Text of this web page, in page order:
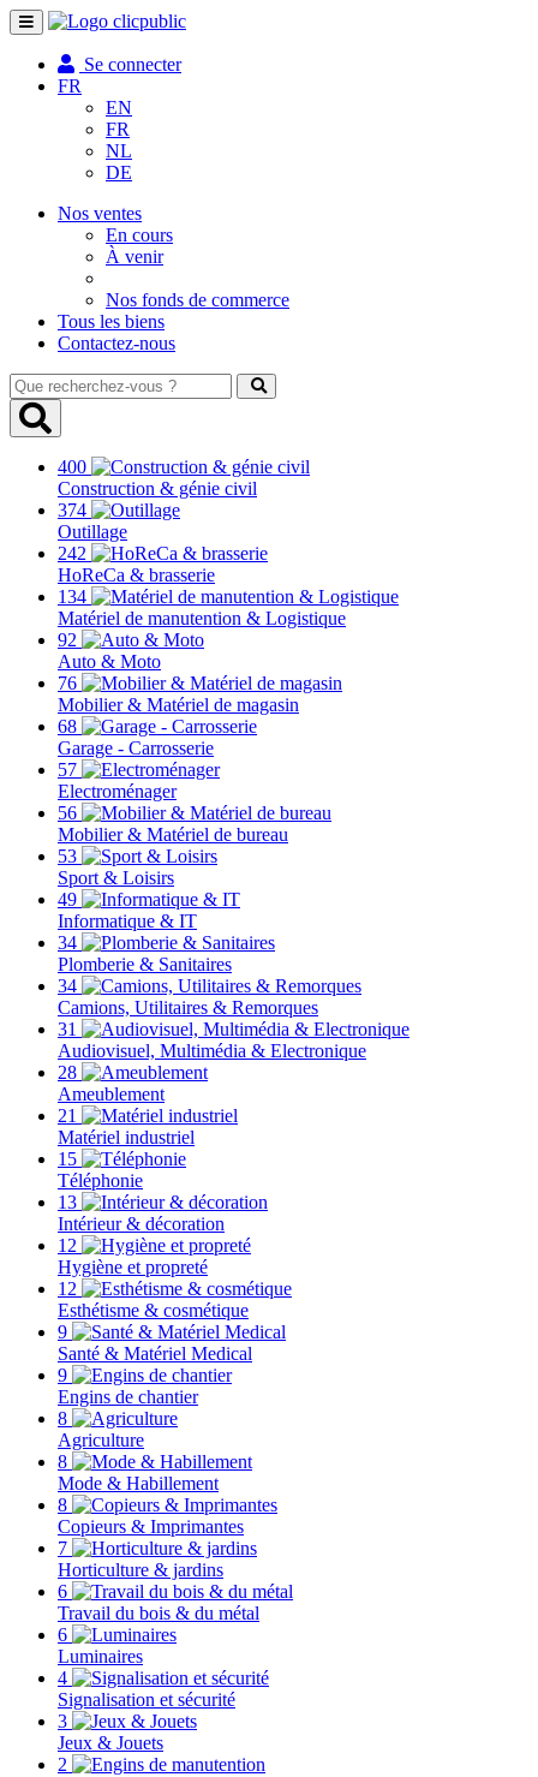
Toggle
navigation
Se connecter
FR
EN
FR
NL
DE
Nos ventes
En cours
À venir
Nos fonds de commerce
Tous les biens
Contactez-nous
Que
recherchez-
vous
400
Construction & génie civil
374
Outillage
242
HoReCa & brasserie
134
Matériel de manutention & Logistique
92
Auto & Moto
76
Mobilier & Matériel de magasin
68
Garage - Carrosserie
57
Electroménager
56
Mobilier & Matériel de bureau
53
Sport & Loisirs
49
Informatique & IT
34
Plomberie & Sanitaires
34
Camions, Utilitaires & Remorques
31
Audiovisuel, Multimédia & Electronique
28
Ameublement
21
Matériel industriel
15
Téléphonie
13
Intérieur & décoration
12
Hygiène et propreté
12
Esthétisme & cosmétique
9
Santé & Matériel Medical
9
Engins de chantier
8
Agriculture
8
Mode & Habillement
8
Copieurs & Imprimantes
7
Horticulture & jardins
6
Travail du bois & du métal
6
Luminaires
4
Signalisation et sécurité
3
Jeux & Jouets
2